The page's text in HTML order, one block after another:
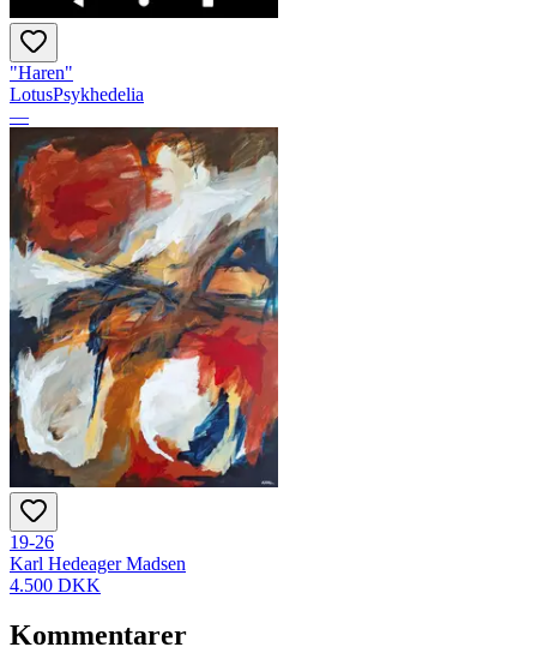
"Haren"
LotusPsykhedelia
—
19-26
Karl Hedeager Madsen
4.500 DKK
Kommentarer